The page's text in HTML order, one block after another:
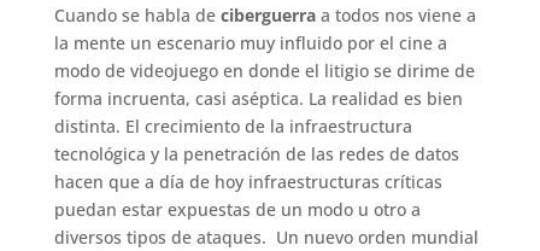
Cuando se habla de ciberguerra a todos nos viene a
la mente un escenario muy influido por el cine a
modo de videojuego en donde el litigio se dirime de
forma incruenta, casi aséptica. La realidad es bien
distinta. El crecimiento de la infraestructura
tecnológica y la penetración de las redes de datos
hacen que a día de hoy infraestructuras críticas
puedan estar expuestas de un modo u otro a
diversos tipos de ataques. Un nuevo orden mundial